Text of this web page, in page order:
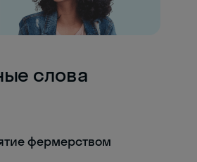
слова
фермерством